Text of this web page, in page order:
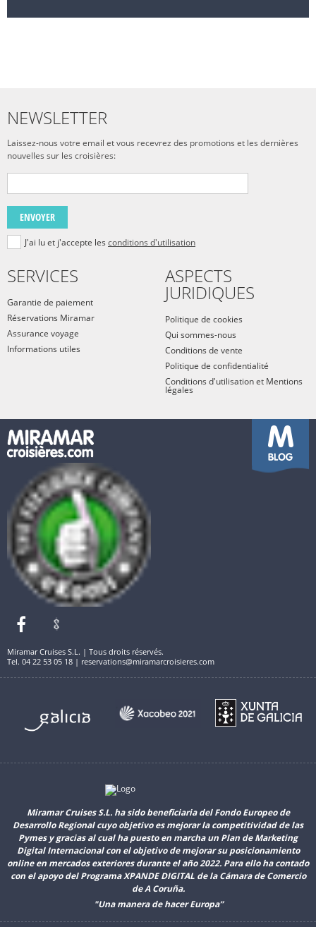
NEWSLETTER
Laissez-nous votre email et vous recevrez des promotions et les dernières
nouvelles sur les croisières:
ENVOYER
J'ai lu et j'accepte les conditions d'utilisation
SERVICES
Garantie de paiement
Réservations Miramar
Assurance voyage
Informations utiles
ASPECTS
JURIDIQUES
Politique de cookies
Qui sommes-nous
Conditions de vente
Politique de confidentialité
Conditions d'utilisation et Mentions
légales
Miramar Cruises S.L. | Tous droits réservés.
Tel. 04 22 53 05 18 | reservations@miramarcroisieres.com
Miramar Cruises S.L. ha sido beneficiaria del Fondo Europeo de
Desarrollo Regional cuyo objetivo es mejorar la competitividad de las
Pymes y gracias al cual ha puesto en marcha un Plan de Marketing
Digital Internacional con el objetivo de mejorar su posicionamiento
online en mercados exteriores durante el año 2022. Para ello ha contado
con el apoyo del Programa XPANDE DIGITAL de la Cámara de Comercio
de A Coruña.
"Una manera de hacer Europa”